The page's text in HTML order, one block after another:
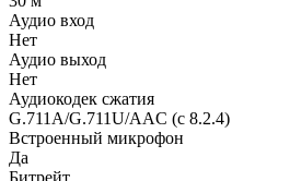
Аудио вход
Нет
Аудио выход
Нет
Аудиокодек сжатия
G.711A/G.711U/AAC (с 8.2.4)
Встроенный микрофон
Да
Битрейт